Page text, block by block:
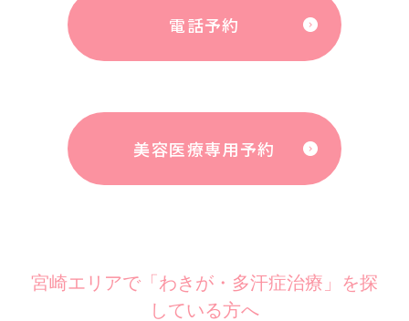
電話予約
美容医療専用予約
宮崎エリアで「わきが・多汗症治療」を探
している方へ